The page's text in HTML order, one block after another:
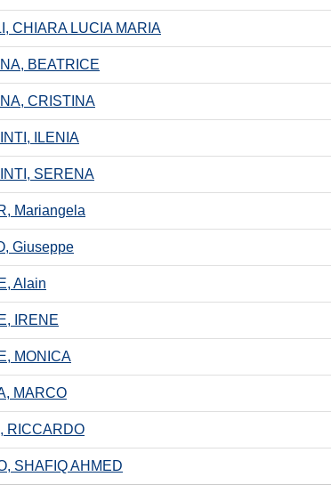
CHIARA LUCIA MARIA
BEATRICE
CRISTINA
ILENIA
SERENA
Mariangela
Giuseppe
Alain
IRENE
MONICA
MARCO
RICCARDO
SHAFIQ AHMED